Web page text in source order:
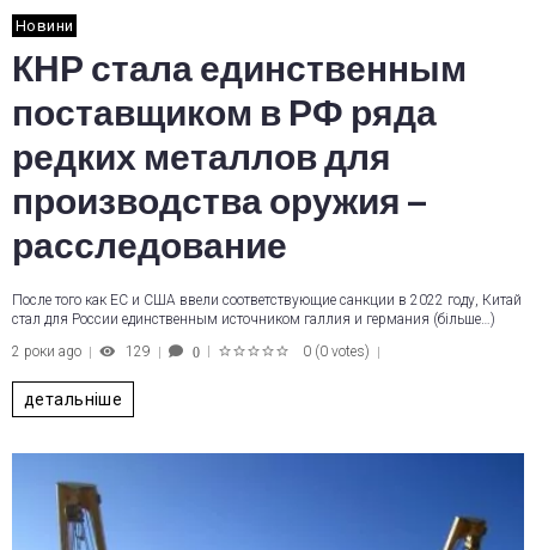
Новини
КНР стала единственным
поставщиком в РФ ряда
редких металлов для
производства оружия –
расследование
После того как ЕС и США ввели соответствующие санкции в 2022 году, Китай
стал для России единственным источником галлия и германия (більше…)
2 роки ago
129 0 0 (0 votes)
детальніше